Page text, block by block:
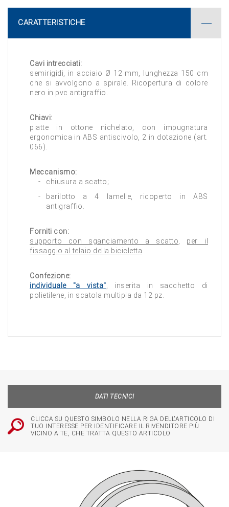
CARATTERISTICHE
Cavi intrecciati:
semirigidi, in acciaio Ø 12 mm, lunghezza 150 cm
che si avvolgono a spirale. Ricopertura di colore
nero in pvc antigraffio.
Chiavi:
piatte in ottone nichelato, con impugnatura
ergonomica in ABS antiscivolo, 2 in dotazione (art.
066).
Meccanismo:
chiusura a scatto;
barilotto a 4 lamelle, ricoperto in ABS
antigraffio.
Forniti con:
supporto con sganciamento a scatto
per il
fissaggio al telaio della bicicletta
Confezione:
individuale "a vista" , inserita in sacchetto di
polietilene, in scatola multipla da 12 pz.
DATI TECNICI
CLICCA SU QUESTO SIMBOLO NELLA RIGA DELL'ARTICOLO DI
TUO INTERESSE PER IDENTIFICARE IL RIVENDITORE PIÙ
VICINO A TE, CHE TRATTA QUESTO ARTICOLO